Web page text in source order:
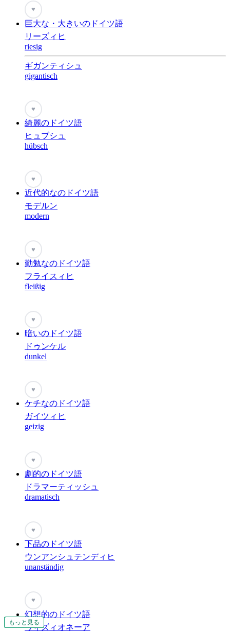
もっと見る
もっと見る
もっと見る
もっと見る
もっと見る
もっと見る
もっと見る
もっと見る
もっと見る
♥
巨大な・大きいのドイツ語
リーズィヒ
riesig
ギガンティシュ
gigantisch
♥
綺麗のドイツ語
ヒュブシュ
hübsch
もっと見る
♥
近代的なのドイツ語
モデルン
modern
♥
勤勉なのドイツ語
フライスィヒ
fleißig
♥
暗いのドイツ語
ドゥンケル
dunkel
♥
ケチなのドイツ語
ガイツィヒ
geizig
♥
劇的のドイツ語
ドラマーティッシュ
dramatisch
♥
下品のドイツ語
ウンアンシュテンディヒ
unanständig
♥
幻想的のドイツ語
ヴィズィオネーア
もっと見る
もっと見る
もっと見る